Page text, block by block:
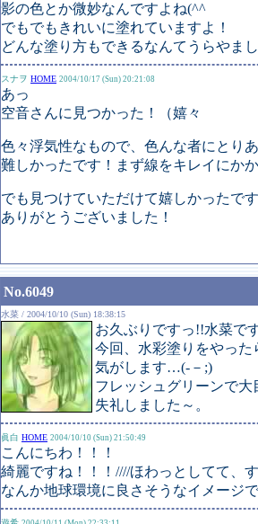
影の色とか微妙なんですよね(^^ゞ
でもでもきれいに塗れていますよ！
どんな塗り方もできるなんてうらやま
スナヲ HOME 2004/10/17 (Sun) 20:21:08
あっ
空音さんに見つかった！（嬉々
色々浮気性なもので、色んな者にとり
難しかったです！まず線をキレイにか
でも見つけていただけて嬉しかったです
ありがとうございました！
No.6049
水菜 / 2004/10/10 (Sun) 18:38:15
お久ぶりですっ!!水菜です
今回、水彩塗りをやった
気がします…(-－;)
フレッシュグリーンで大
失礼しました～。
眞白 HOME 2004/10/10 (Sun) 21:50:49
こんにちわ！！！
綺麗ですね！！！////ほわっとしてて、
なんか地球環境に良さそうなイメージで